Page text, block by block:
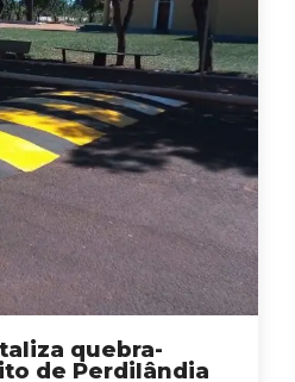
quebra-
de Perdilândia